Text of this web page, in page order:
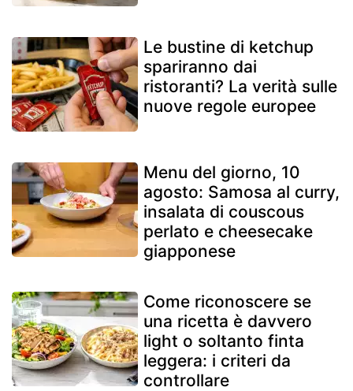
Le bustine di ketchup
spariranno dai
ristoranti? La verità sulle
nuove regole europee
Menu del giorno, 10
agosto: Samosa al curry,
insalata di couscous
perlato e cheesecake
giapponese
Come riconoscere se
una ricetta è davvero
light o soltanto finta
leggera: i criteri da
controllare